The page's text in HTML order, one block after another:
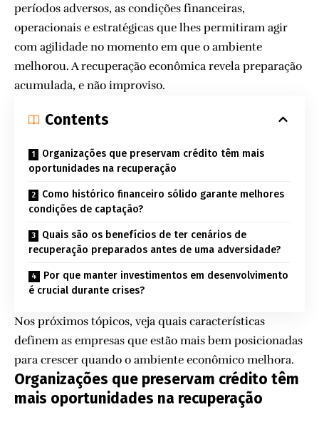
períodos adversos, as condições financeiras,
operacionais e estratégicas que lhes permitiram agir
com agilidade no momento em que o ambiente
melhorou. A recuperação econômica revela preparação
acumulada, e não improviso.
Contents
Organizações que preservam crédito têm mais
oportunidades na recuperação
Como histórico financeiro sólido garante melhores
condições de captação?
Quais são os benefícios de ter cenários de
recuperação preparados antes de uma adversidade?
Por que manter investimentos em desenvolvimento
é crucial durante crises?
Nos próximos tópicos, veja quais características
definem as empresas que estão mais bem posicionadas
para crescer quando o ambiente econômico melhora.
Organizações que preservam crédito têm
mais oportunidades na recuperação